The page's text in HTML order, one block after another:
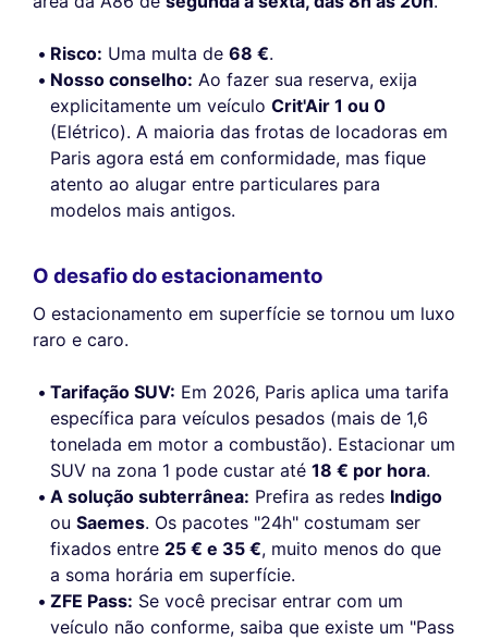
Este site utiliza
cookies
pessoais para melhorar a sua experiência
de navegação, medir a nossa audiência e personalizar os anúncios
publicitários que lhe são apresentados. Pode aceitar, rejeitar ou gerir
as suas preferências a qualquer momento.
Nunca! Deixe-me ver Ok para mim
Risco: Uma multa de 68 €.
Nosso conselho: Ao fazer sua reserva, exija
explicitamente um veículo Crit'Air 1 ou 0
(Elétrico). A maioria das frotas de locadoras em
Paris agora está em conformidade, mas fique
atento ao alugar entre particulares para
modelos mais antigos.
O desafio do estacionamento
O estacionamento em superfície se tornou um luxo
raro e caro.
Tarifação SUV: Em 2026, Paris aplica uma tarifa
específica para veículos pesados (mais de 1,6
tonelada em motor a combustão). Estacionar um
SUV na zona 1 pode custar até 18 € por hora.
A solução subterrânea: Prefira as redes Indigo
ou Saemes. Os pacotes "24h" costumam ser
fixados entre 25 € e 35 €, muito menos do que
a soma horária em superfície.
ZFE Pass: Se você precisar entrar com um
veículo não conforme, saiba que existe um "Pass